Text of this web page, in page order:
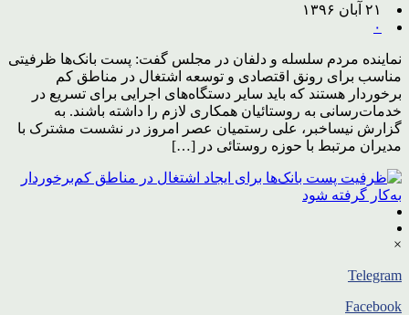
۲۱ آبان ۱۳۹۶
۰
نماینده مردم سلسله و دلفان در مجلس گفت: پست بانک‌ها ظرفیتی
مناسب برای رونق اقتصادی و توسعه اشتغال در مناطق کم
برخوردار هستند که باید سایر دستگاه‌های اجرایی برای تسریع در
خدمات‌رسانی به روستائیان همکاری لازم را داشته باشند. به
گزارش نیساخبر، علی رستمیان عصر امروز در نشست مشترک با
مدیران مرتبط با حوزه روستائی در […]
×
Telegram
Facebook